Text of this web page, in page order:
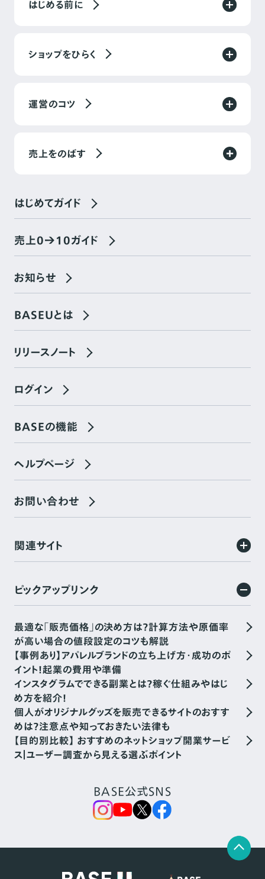
はじめる前に
ショップをひらく
運営のコツ
売上をのばす
はじめてガイド
売上0→10ガイド
お知らせ
BASEUとは
リリースノート
ログイン
BASEの機能
ヘルプページ
お問い合わせ
関連サイト
ピックアップリンク
最適な「販売価格」の決め方は？計算方法や原価率
が高い場合の値段設定のコツも解説
【事例あり】アパレルブランドの立ち上げ方・成功のポ
イント！起業の費用や準備
インスタグラムでできる副業とは？稼ぐ仕組みやはじ
め方を紹介！
個人がオリジナルグッズを販売できるサイトのおすす
めは？注意点や知っておきたい法律も
【目的別比較】 おすすめのネットショップ開業サービ
ス｜ユーザー調査から見える選ぶポイント
BASE公式SNS